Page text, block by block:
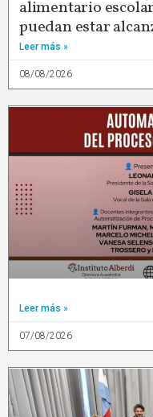
alimentario
puedan estar
Leer más »
08/08/2026
Leer más »
07/08/2026